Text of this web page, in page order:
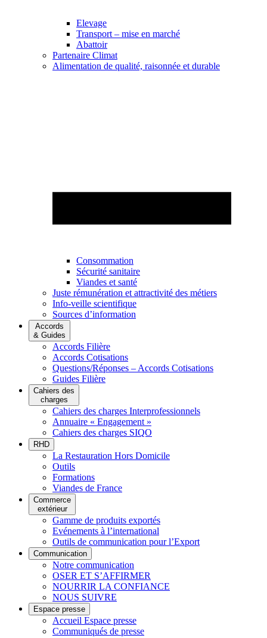
Elevage
Transport – mise en marché
Abattoir
Partenaire Climat
Alimentation de qualité, raisonnée et durable
Consommation
Sécurité sanitaire
Viandes et santé
Juste rémunération et attractivité des métiers
Info-veille scientifique
Sources d’information
Accords
& Guides
Accords Filière
Accords Cotisations
Questions/Réponses – Accords Cotisations
Guides Filière
Cahiers des
charges
Cahiers des charges Interprofessionnels
Annuaire « Engagement »
Cahiers des charges SIQO
RHD
La Restauration Hors Domicile
Outils
Formations
Viandes de France
Commerce
extérieur
Gamme de produits exportés
Evénements à l’international
Outils de communication pour l’Export
Communication
Notre communication
OSER ET S’AFFIRMER
NOURRIR LA CONFIANCE
NOUS SUIVRE
Espace presse
Accueil Espace presse
Communiqués de presse